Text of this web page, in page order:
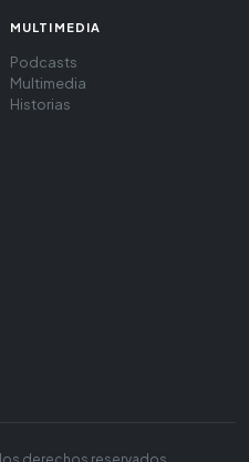
MULTIMEDIA
Podcasts
Multimedia
Historias